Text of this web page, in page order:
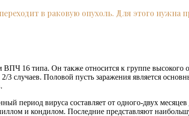
в раковую опухоль. Для этого
ВПЧ 16 типа. Он также относится к группе
случаев. Половой пусть заражения является
период вируса составляет от одного-двух
и кондилом. Последние представляют